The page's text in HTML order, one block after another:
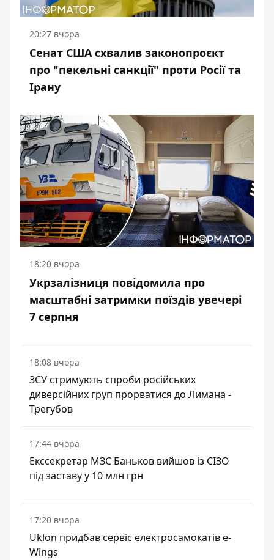
20:27 вчора
Сенат США схвалив законопроєкт
про "пекельні санкції" проти Росії та
Ірану
18:20 вчора
Укрзалізниця повідомила про
масштабні затримки поїздів увечері
7 серпня
18:08 вчора
ЗСУ стримують спроби російських
диверсійних груп прорватися до Лимана -
Трегубов
17:44 вчора
Екссекретар МЗС Баньков вийшов із СІЗО
під заставу у 10 млн грн
17:20 вчора
Uklon придбав сервіс електросамокатів e-
Wings